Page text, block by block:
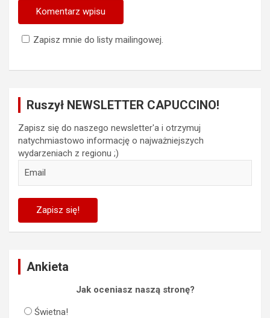
Zapisz mnie do listy mailingowej.
Ruszył NEWSLETTER CAPUCCINO!
Zapisz się do naszego newsletter'a i otrzymuj
natychmiastowo informację o najważniejszych
wydarzeniach z regionu ;)
Ankieta
Jak oceniasz naszą stronę?
Świetna!